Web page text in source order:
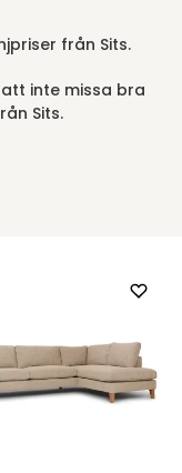
från Sits.
inte missa bra
Sits.